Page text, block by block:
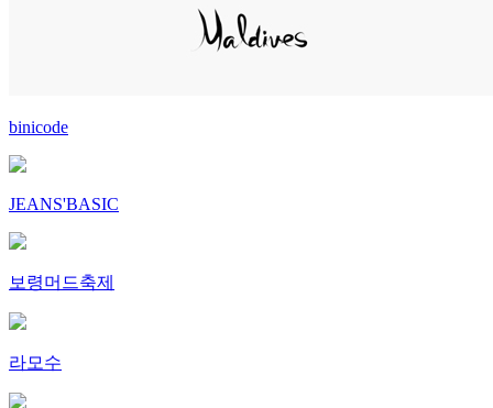
binicode
JEANS'BASIC
보령머드축제
라모수